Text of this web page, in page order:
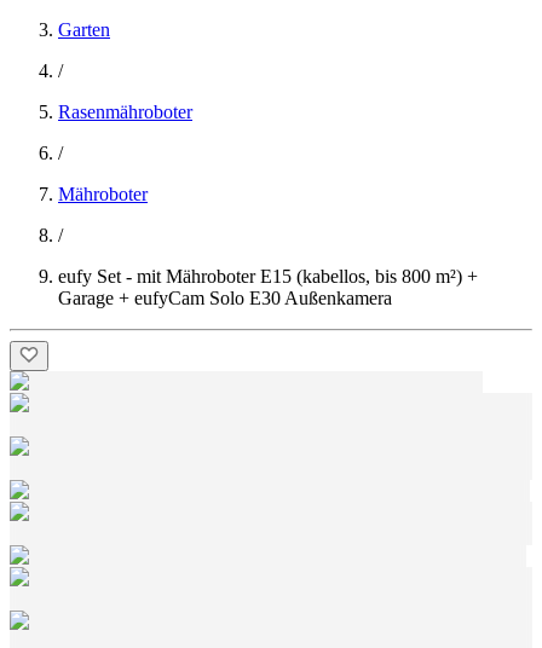
Garten
/
Rasenmähroboter
/
Mähroboter
/
eufy Set - mit Mähroboter E15 (kabellos, bis 800 m²) +
Garage + eufyCam Solo E30 Außenkamera